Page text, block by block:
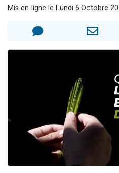
2 personnes viennent
Mis en ligne le Lundi 6 Octobre